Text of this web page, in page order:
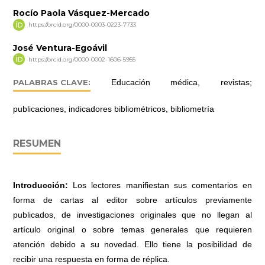
Rocío Paola Vásquez-Mercado
https://orcid.org/0000-0003-0223-7733
José Ventura-Egoávil
https://orcid.org/0000-0002-1606-5955
PALABRAS CLAVE: Educación médica, revistas;
publicaciones, indicadores bibliométricos, bibliometría
RESUMEN
Introducción: Los lectores manifiestan sus comentarios en
forma de cartas al editor sobre artículos previamente
publicados, de investigaciones originales que no llegan al
artículo original o sobre temas generales que requieren
atención debido a su novedad. Ello tiene la posibilidad de
recibir una respuesta en forma de réplica.